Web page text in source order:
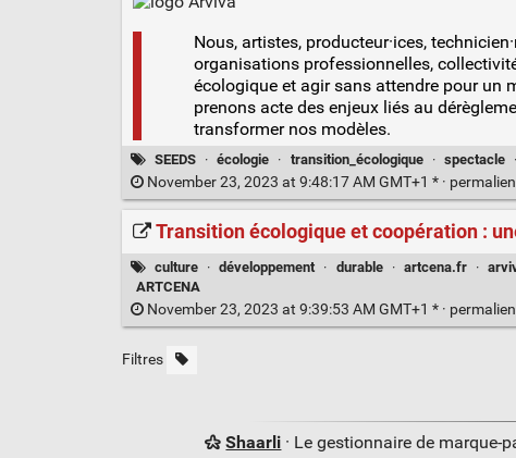
Nous, artistes, producteur·ices,
organisations professionnelles,
écologique et agir sans attendre pour un
prenons acte des enjeux liés au
transformer nos modèles.
SEEDS · écologie · transition_écologique · spectacle ·
November 23, 2023 at 9:48:17 AM GMT+1 * · permalien
Transition écologique et coopération :
culture · développement · durable · artcena.fr ·
ARTCENA
November 23, 2023 at 9:39:53 AM GMT+1 * · permalien
Filtres
Shaarli · Le gestionnaire de marque-